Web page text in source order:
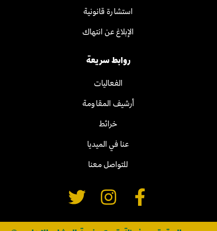
استشارة قانونية
الإبلاغ عن انتهاك
روابط سريعة
الفعاليات
أرشيف المقاومة
خرائط
عنا في الميديا
للتواصل معنا